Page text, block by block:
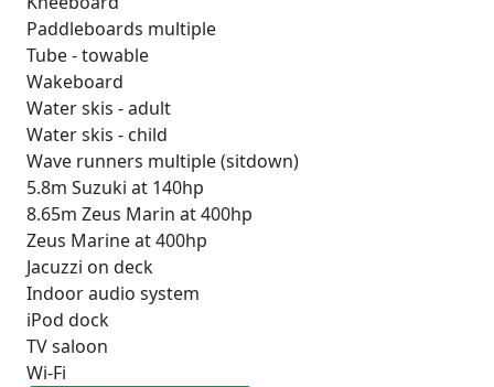
Paddleboards multiple
Tube - towable
Wakeboard
Water skis - adult
Water skis - child
Wave runners multiple (sitdown)
5.8m Suzuki at 140hp
8.65m Zeus Marin at 400hp
Zeus Marine at 400hp
Jacuzzi on deck
Indoor audio system
iPod dock
TV saloon
Wi-Fi